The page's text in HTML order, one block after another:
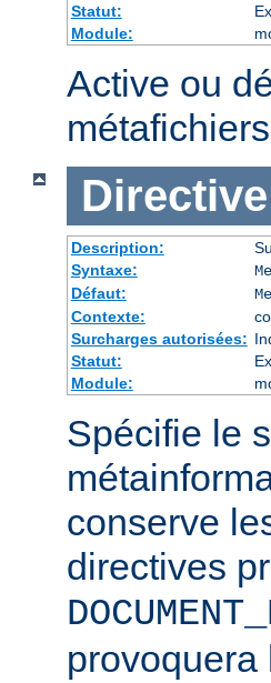
Statut:
Module:
Active ou
Directive
Description:
Syntaxe:
Défaut:
Contexte:
Surcharges autorisées:
Statut:
Module:
Spécifie le
conserve
directives
provoquera